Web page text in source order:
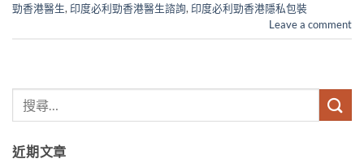
勁香港醫生, 印度必利勁香港醫生諮詢, 印度必利勁香港隱私包裝
Leave a comment
近期文章